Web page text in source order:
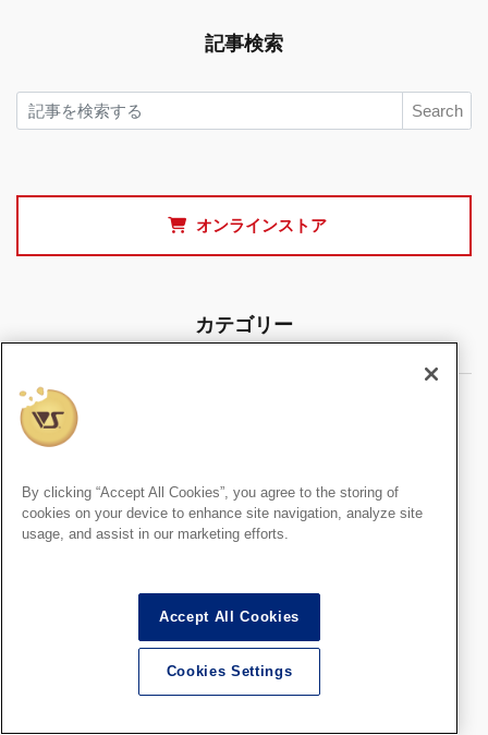
記事検索
Search
オンラインストア
カテゴリー
商品紹介
ブロッカーズ・ブロッカーズFIORE
ぬるホビ！
スレイヤーズグッズ
Blue Knight × VOLKS
イベント限定ガレージキット
By clicking “Accept All Cookies”, you agree to the storing of
cookies on your device to enhance site navigation, analyze site
usage, and assist in our marketing efforts.
Accept All Cookies
Cookies Settings